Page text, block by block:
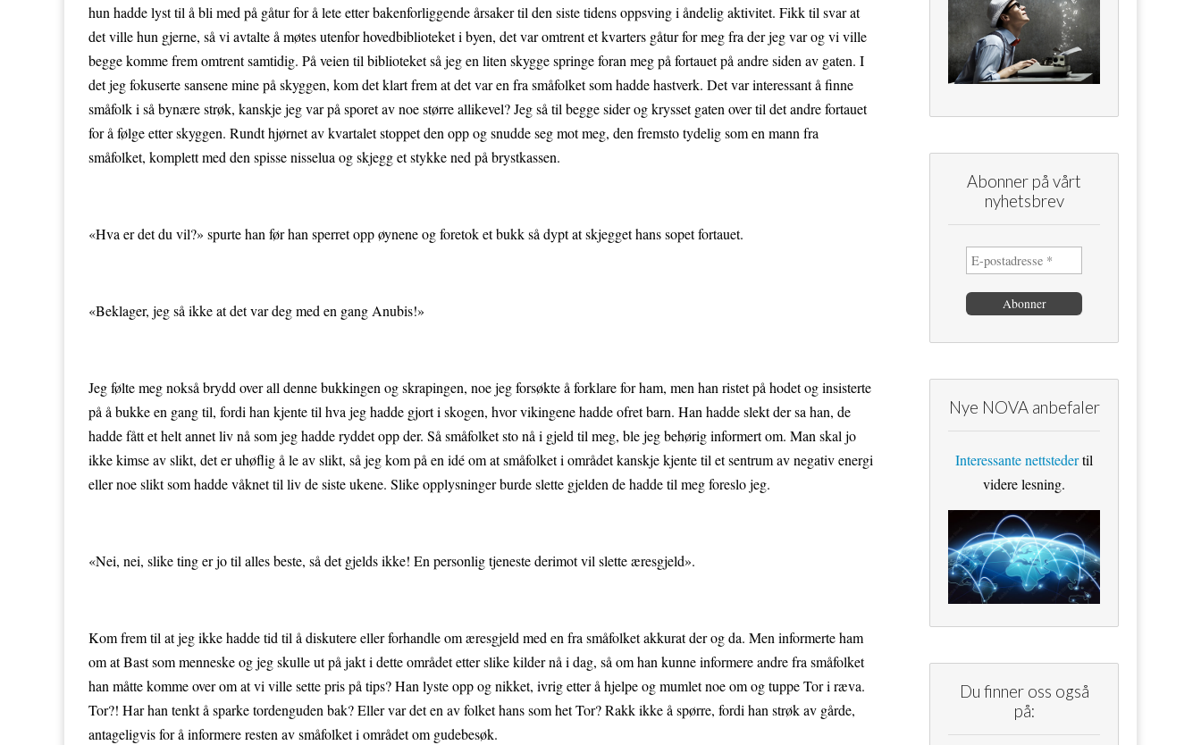
hun hadde lyst til å bli med på gåtur for å lete etter bakenforliggende årsaker til den siste tidens oppsving i åndelig aktivitet. Fikk til svar at
det ville hun gjerne, så vi avtalte å møtes utenfor hovedbiblioteket i byen, det var omtrent et kvarters gåtur for meg fra der jeg var og vi ville
begge komme frem omtrent samtidig. På veien til biblioteket så jeg en liten skygge springe foran meg på fortauet på andre siden av gaten. I
det jeg fokuserte sansene mine på skyggen, kom det klart frem at det var en fra småfolket som hadde hastverk. Det var interessant å finne
småfolk i så bynære strøk, kanskje jeg var på sporet av noe større allikevel? Jeg så til begge sider og krysset gaten over til det andre fortauet
for å følge etter skyggen. Rundt hjørnet av kvartalet stoppet den opp og snudde seg mot meg, den fremsto tydelig som en mann fra
småfolket, komplett med den spisse nisselua og skjegg et stykke ned på brystkassen.
«Hva er det du vil?» spurte han før han sperret opp øynene og foretok et bukk så dypt at skjegget hans sopet fortauet.
«Beklager, jeg så ikke at det var deg med en gang Anubis!»
Jeg følte meg nokså brydd over all denne bukkingen og skrapingen, noe jeg forsøkte å forklare for ham, men han ristet på hodet og insisterte
på å bukke en gang til, fordi han kjente til hva jeg hadde gjort i skogen, hvor vikingene hadde ofret barn. Han hadde slekt der sa han, de
hadde fått et helt annet liv nå som jeg hadde ryddet opp der. Så småfolket sto nå i gjeld til meg, ble jeg behørig informert om. Man skal jo
ikke kimse av slikt, det er uhøflig å le av slikt, så jeg kom på en idé om at småfolket i området kanskje kjente til et sentrum av negativ energi
eller noe slikt som hadde våknet til liv de siste ukene. Slike opplysninger burde slette gjelden de hadde til meg foreslo jeg.
«Nei, nei, slike ting er jo til alles beste, så det gjelds ikke! En personlig tjeneste derimot vil slette æresgjeld».
Kom frem til at jeg ikke hadde tid til å diskutere eller forhandle om æresgjeld med en fra småfolket akkurat der og da. Men informerte ham
om at Bast som menneske og jeg skulle ut på jakt i dette området etter slike kilder nå i dag, så om han kunne informere andre fra småfolket
han måtte komme over om at vi ville sette pris på tips? Han lyste opp og nikket, ivrig etter å hjelpe og mumlet noe om og tuppe Tor i ræva.
Tor?! Har han tenkt å sparke tordenguden bak? Eller var det en av folket hans som het Tor? Rakk ikke å spørre, fordi han strøk av gårde,
antageligvis for å informere resten av småfolket i området om gudebesøk.
Abonner på vårt
nyhetsbrev
Nye NOVA anbefaler
Interessante nettstedertil
videre lesning.
Du finner oss også
på: